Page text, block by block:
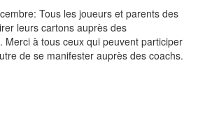
Tous les joueurs et parents des
leurs cartons auprès des
Merci à tous ceux qui peuvent participer
de se manifester auprès des coachs.